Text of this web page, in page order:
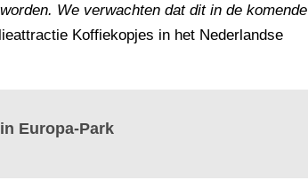
We verwachten dat dit in de komende
Koffiekopjes in het Nederlandse
Europa-Park